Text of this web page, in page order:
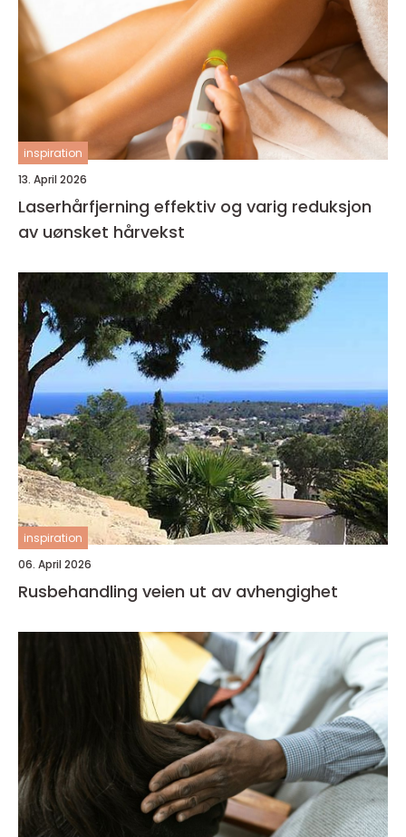
inspiration
13. April 2026
Laserhårfjerning effektiv og varig reduksjon
av uønsket hårvekst
inspiration
06. April 2026
Rusbehandling veien ut av avhengighet